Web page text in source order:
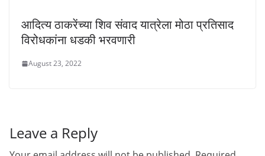
आदित्य ठाकरेंच्या शिव संवाद यात्रेला मोठा प्रतिसाद
विरोधकांना धडकी भरवणारी
August 23, 2022
Leave a Reply